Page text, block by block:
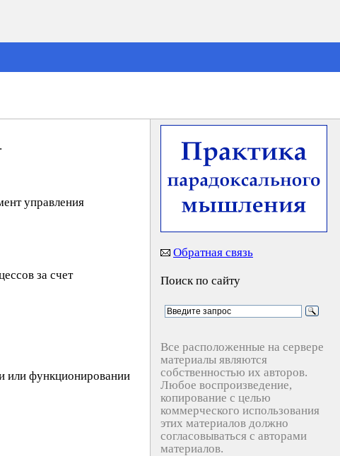
управления
за счет
или функционировании
Обратная связь
Поиск по сайту
Все расположенные на сервере
материалы являются
собственностью их авторов.
Любое воспроизведение,
копирование с целью
коммерческого использования
этих материалов должно
согласовываться с авторами
материалов.